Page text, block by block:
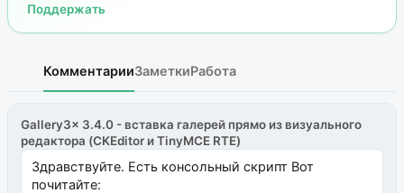
Поддержать
КомментарииЗаметкиРабота
Gallery3x 3.4.0 - вставка галерей прямо из визуального
редактора (CKEditor и TinyMCE RTE)
Здравствуйте. Есть консольный скрипт Вот
почитайте: